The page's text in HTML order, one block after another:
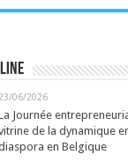
23/06/2026
Journée
de la dynamique
en Belgique